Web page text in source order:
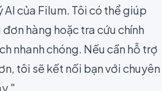
của Filum. Tôi có thể giúp
hàng hoặc tra cứu chính
nhanh chóng. Nếu cần hỗ trợ
tôi sẽ kết nối bạn với chuyên